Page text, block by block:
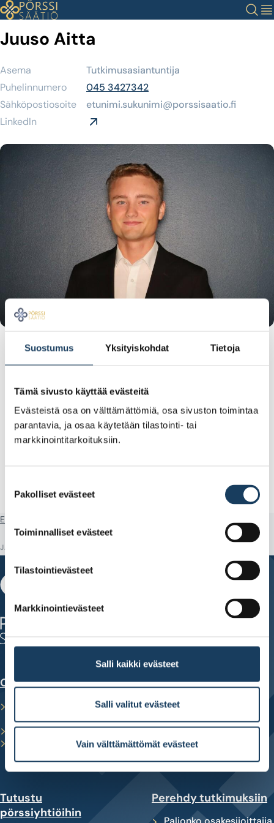
Suostumus Yksityiskohdat Tietoja
Tämä sivusto käyttää evästeitä
Evästeistä osa on välttämättömiä, osa sivuston toimintaa
parantavia, ja osaa käytetään tilastointi- tai
markkinointitarkoituksiin.
valinta
Pakolliset evästeet
Toiminnalliset evästeet
Tilastointievästeet
Markkinointievästeet
Salli kaikki evästeet
Salli valitut evästeet
Vain välttämättömät evästeet
Siirry
sisältöön
Haku
Juuso Aitta
Asema
Tutkimusasiantuntija
Puhelinnumero
045 3427342
Sähköpostiosoite
etunimi.sukunimi@porssisaatio.fi
LinkedIn
Juuso vastaa
Pörssisäätiön tilastojen
tiedonkeruusta sekä datan päivittämisestä ja
Koulutukseltaan Juuso on kauppatieteiden
maisteri.
Etusivu
JAA
Fabianinkatu 14
Opi sijoittamaan
Opiskele säästäjästä
sijoittajaksi
Sijoituskoulutus nuorille
Maksuttomat sijoittajan
Kehity sijoittajana
Korkoa korolle -laskuri
Tee oma
sijoitussuunnitelma
Työkalu yhtiöiden
Tutustu
pörssiyhtiöihin
Perehdy tutkimuksiin